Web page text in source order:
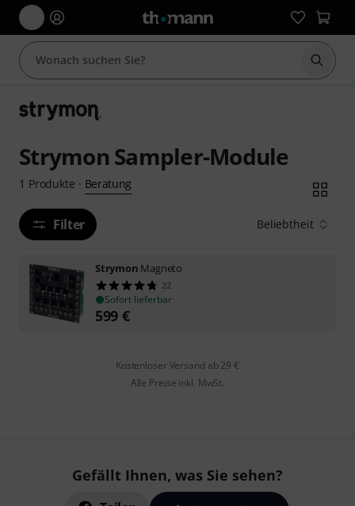
Suche
Strymon Sampler-Module
1 Produkte · Beratung
Filter Beliebtheit
Strymon Magneto
22
Sofort lieferbar
599 €
Kostenloser Versand ab 29 €
Alle Preise inkl. MwSt.
Gefällt Ihnen, was Sie sehen?